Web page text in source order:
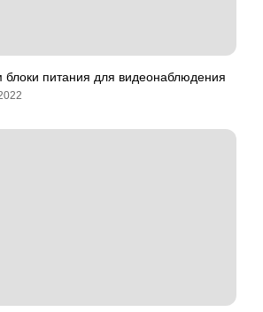
питания для видеонаблюдения